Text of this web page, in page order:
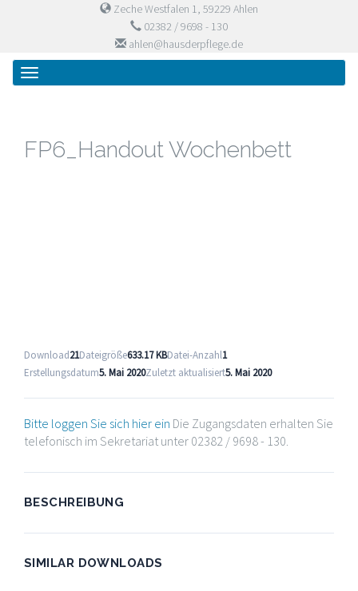
Zeche Westfalen 1, 59229 Ahlen
02382 / 9698 - 130
ahlen@hausderpflege.de
Primary
Menu
Skip
Haus der Pflege
FP6_Handout Wochenbett
Download21Dateigröße633.17 KBDatei-Anzahl1
Erstellungsdatum5. Mai 2020Zuletzt aktualisiert5. Mai 2020
Bitte loggen Sie sich hier ein Die Zugangsdaten erhalten Sie
telefonisch im Sekretariat unter 02382 / 9698 - 130.
BESCHREIBUNG
SIMILAR DOWNLOADS